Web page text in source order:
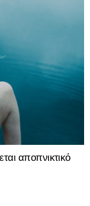
αποπνικτικό